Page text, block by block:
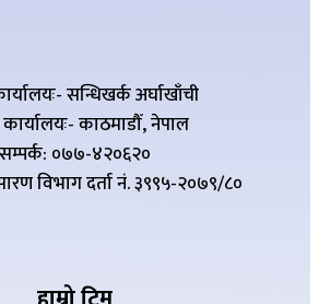
सन्धिखर्क अर्घाखाँची
काठमाडौँ, नेपाल
सम्पर्क: ०७७-४२०६२०
विभाग दर्ता नं. ३९९५-२०७९/८०